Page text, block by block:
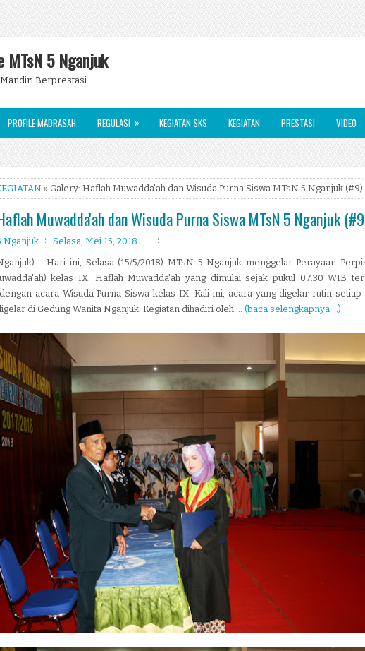
MTsN 5 Nganjuk
Berprestasi
PROFILE MADRASAH REGULASI » KEGIATAN SKS KEGIATAN PRESTASI VIDEO
» Galery: Haflah Muwadda'ah dan Wisuda Purna Siswa MTsN 5 Nganjuk (#9)
Muwadda'ah dan Wisuda Purna Siswa MTsN 5 Nganjuk
Nganjuk
Selasa, Mei 15, 2018
- Hari ini, Selasa (15/5/2018) MTsN 5 Nganjuk menggelar Perayaan
kelas IX. Haflah Muwadda'ah yang dimulai sejak pukul 07.30 WIB
acara Wisuda Purna Siswa kelas IX. Kali ini, acara yang digelar rutin setiap
di Gedung Wanita Nganjuk. Kegiatan dihadiri oleh ... (baca selengkapnya ...)